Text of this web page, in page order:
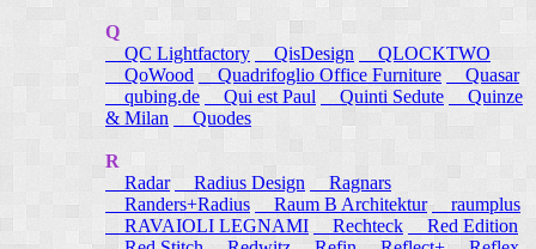
Q
QC Lightfactory
QisDesign
QLOCKTWO
QoWood Quadrifoglio Office Furniture
Quasar
qubing.de
Qui est Paul Quinti Sedute
Quinze
& Milan
Quodes
R
Radar
Radius Design
Ragnars
Randers+Radius
Raum B Architektur raumplus
RAVAIOLI LEGNAMI
Rechteck
Red Edition